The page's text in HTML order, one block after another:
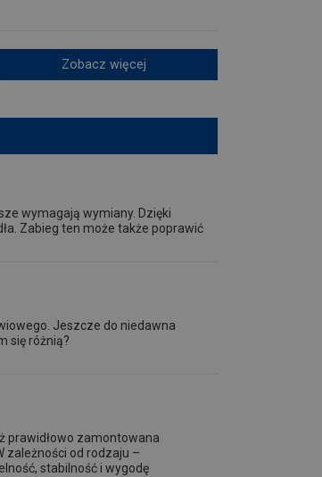
Zobacz więcej
wymagają wymiany. Dzięki
Zabieg ten może także poprawić
Jeszcze do niedawna
się różnią?
prawidłowo zamontowana
zależności od rodzaju –
stabilność i wygodę